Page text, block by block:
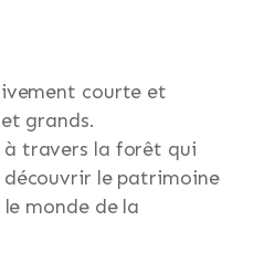
courte et
grands.
à travers la forêt qui
le patrimoine
monde de la